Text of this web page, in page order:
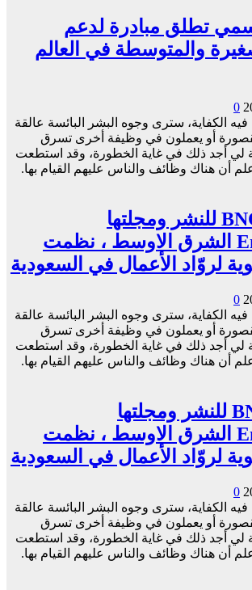
تطلق مبادرة لدعم
والمتوسطة في العالم
0
الكفاية، سترى وجوه البشر البائسة عالقة
أو يعملون في وظيفة أخرى تسرق
لي أجد ذلك في غاية الخطورة، وقد استطعت
أن هناك وظائف والناس عليهم القيام بها.
شركة BNC للنشر ومجلتها
Entrepreneur الشرق الاوسط ، نظمت
لروّاد الأعمال في السعودية
0
الكفاية، سترى وجوه البشر البائسة عالقة
أو يعملون في وظيفة أخرى تسرق
لي أجد ذلك في غاية الخطورة، وقد استطعت
أن هناك وظائف والناس عليهم القيام بها.
شركة BNC للنشر ومجلتها
Entrepreneur الشرق الاوسط ، نظمت
لروّاد الأعمال في السعودية
0
الكفاية، سترى وجوه البشر البائسة عالقة
أو يعملون في وظيفة أخرى تسرق
لي أجد ذلك في غاية الخطورة، وقد استطعت
أن هناك وظائف والناس عليهم القيام بها.